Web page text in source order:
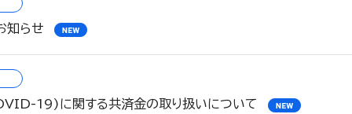
知らせ
19)に関する共済金の取り扱いについて